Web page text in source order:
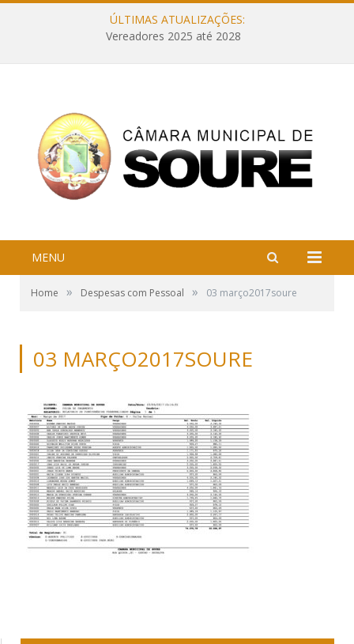
ÚLTIMAS ATUALIZAÇÕES:
Vereadores 2025 até 2028
MENU
Home » Despesas com Pessoal » 03 março2017soure
03 MARÇO2017SOURE